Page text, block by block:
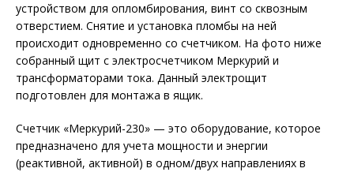
устройством для опломбирования, винт со сквозным
отверстием. Снятие и установка пломбы на ней
происходит одновременно со счетчиком. На фото ниже
собранный щит с электросчетчиком Меркурий и
трансформаторами тока. Данный электрощит
подготовлен для монтажа в ящик.
Счетчик «Меркурий-230» — это оборудование, которое
предназначено для учета мощности и энергии
(реактивной, активной) в одном/двух направлениях в